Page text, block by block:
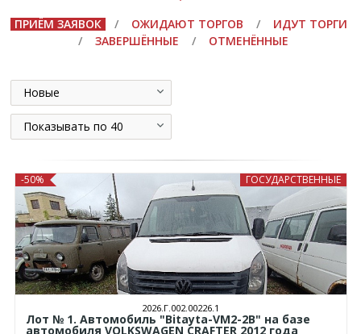
ПРИЁМ ЗАЯВОК / ОЖИДАЮТ ТОРГОВ /
ИДУТ ТОРГИ
/
ЗАВЕРШЁННЫЕ / ОТМЕНЁННЫЕ
Новые
Показывать по 40
ГОСУДАРСТВЕННЫЕ
-50%
2026.Г.002.00226.1
Лот № 1. Автомобиль "Bitayta-VM2-2B" на базе
автомобиля VOLKSWAGEN CRAFTER 2012 года